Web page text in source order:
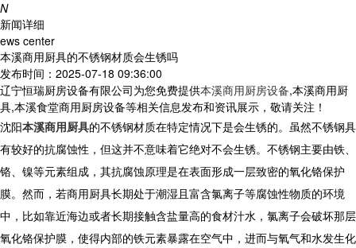
N
新闻详细
ews center
本溪商用厨具的不锈钢材质会生锈吗
发布时间：2025-07-18 09:36:00
辽宁恒瑞厨房设备有限公司为您免费提供本溪商用厨房设备,本溪商用厨
具,本溪食堂商用厨房设备等相关信息发布和资讯展示，敬请关注！
沈阳本溪商用厨具的不锈钢材质在特定情况下是会生锈的。虽然不锈钢具
有较好的抗腐蚀性，但这并不意味着它绝对不会生锈。不锈钢主要由铁、
铬、镍等元素组成，其抗腐蚀原理是在表面形成一层致密的氧化铬保护
膜。然而，若商用厨具长期处于潮湿且富含氯离子等腐蚀性物质的环境
中，比如靠近海边或者长期接触含盐量高的食材汁水，氯离子会破坏那层
氧化铬保护膜，使得内部的铁元素暴露在空气中，进而与氧气和水发生化